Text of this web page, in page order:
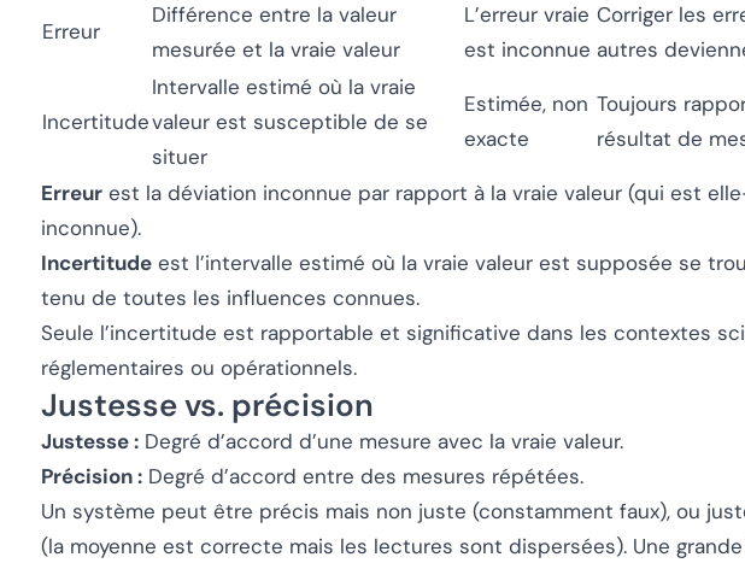
Erreur
Différence entre la valeur
mesurée et la vraie valeur
L’erreur vraie
est inconnue
Corriger les
autres
Incertitude
Intervalle estimé où la vraie
valeur est susceptible de se
situer
Estimée, non
exacte
Toujours
résultat de
Erreur est la déviation inconnue par rapport à la vraie valeur (qui est
inconnue).
Incertitude est l’intervalle estimé où la vraie valeur est supposée se
tenu de toutes les influences connues.
Seule l’incertitude est rapportable et significative dans les contextes
réglementaires ou opérationnels.
Justesse vs. précision
Justesse : Degré d’accord d’une mesure avec la vraie valeur.
Précision : Degré d’accord entre des mesures répétées.
Un système peut être précis mais non juste (constamment faux), ou
(la moyenne est correcte mais les lectures sont dispersées). Une